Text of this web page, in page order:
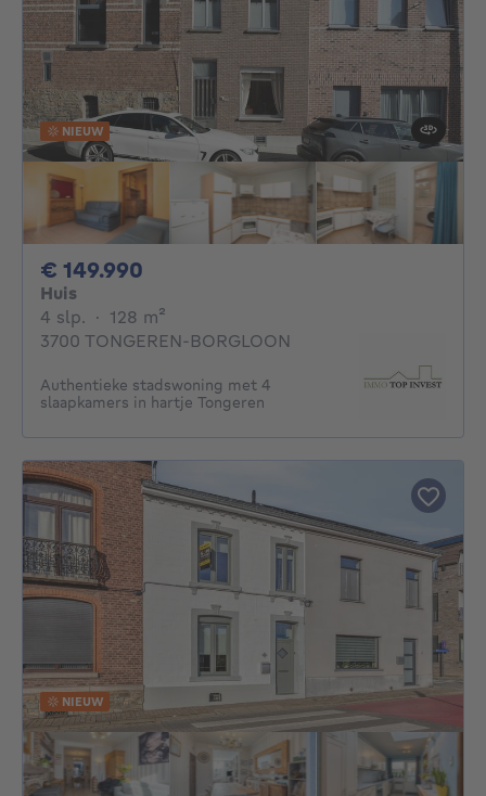
NIEUW
€ 149.990
Huis
4 slp. 4 slaapkamers
· 128 m²
3700 TONGEREN-BORGLOON
Authentieke stadswoning met 4
slaapkamers in hartje Tongeren
NIEUW